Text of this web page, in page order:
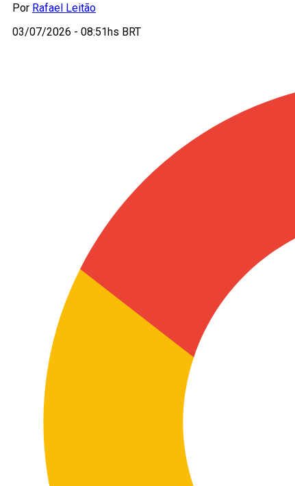
Por Rafael Leitão
03/07/2026 - 08:51hs BRT